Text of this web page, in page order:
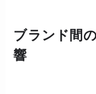
ブランド間
響